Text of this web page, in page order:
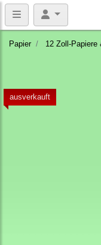
Papier 12 Zoll-Papiere
ausverkauft